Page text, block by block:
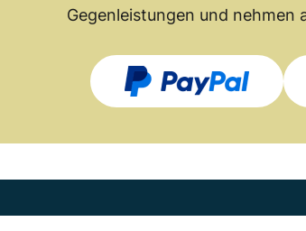
Gegenleistungen und nehmen